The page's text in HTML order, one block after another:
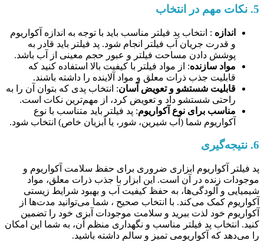
5. نکات مهم در انتخاب
اندازه : انتخاب پد فیلتر مناسب باید با توجه به اندازه آکواریوم
و قدرت جریان آب فیلتر انجام شود. پد فیلتر باید قادر به
پوشش دادن مساحت فیلتر و عبور حجم معینی از آب باشد.
مواد سازنده: از مواد فیلتر با کیفیت بالا استفاده کنید که
قابلیت جذب ذرات معلق و مواد آلاینده را داشته باشند.
قابلیت شستشو و تعویض آسان: انتخاب پدی که بتوان آن را به
راحتی شستشو داد و تعویض کرد، از مهم‌ترین نکات است.
مناسب برای نوع آکواریوم: پد فیلتر باید متناسب با نوع
آکواریوم شما (آب شیرین، شور، یا آبزیان خاص) انتخاب شود.
6. نتیجه‌گیری
پد فیلتر آکواریوم ابزاری ضروری برای حفظ سلامت آکواریوم و
موجودات زنده در آن است. این ابزار با جذب ذرات معلق، مواد
شیمیایی و آلودگی‌ها، به حفظ کیفیت آب و بهبود شرایط زیستی
آکواریوم کمک می‌کند. با انتخاب صحیح ، شما می‌توانید مدت‌ها از
آکواریوم خود لذت ببرید و سلامت موجودات آبزی خود را تضمین
کنید. انتخاب پد فیلتر مناسب و نگهداری منظم آن، به شما این امکان
را می‌دهد که آکواریومی تمیز و سالم داشته باشید.